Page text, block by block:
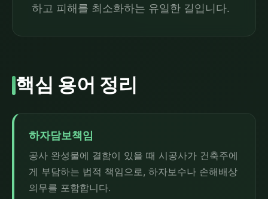
하고 피해를 최소화하는 유일한 길입니다.
핵심 용어 정리
하자담보책임
공사 완성물에 결함이 있을 때 시공사가 건축주에
게 부담하는 법적 책임으로, 하자보수나 손해배상
의무를 포함합니다.